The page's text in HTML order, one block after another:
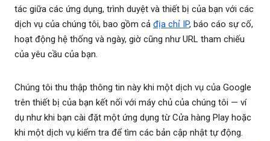
tác giữa các ứng dụng, trình duyệt và thiết bị của bạn với các
dịch vụ của chúng tôi, bao gồm cả địa chỉ IP, báo cáo sự cố,
hoạt động hệ thống và ngày, giờ cũng như URL tham chiếu
của yêu cầu của bạn.
Chúng tôi thu thập thông tin này khi một dịch vụ của Google
trên thiết bị của bạn kết nối với máy chủ của chúng tôi — ví
dụ như khi bạn cài đặt một ứng dụng từ Cửa hàng Play hoặc
khi một dịch vụ kiểm tra để tìm các bản cập nhật tự động.